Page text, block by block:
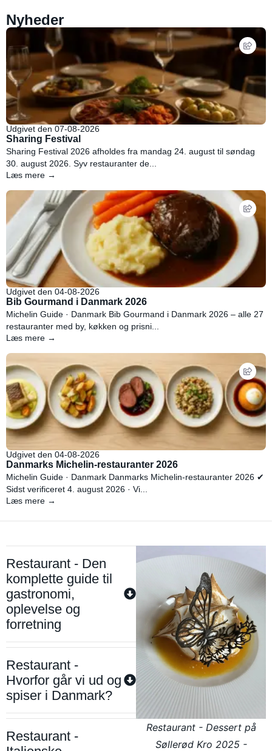
Nyheder
Udgivet den 07-08-2026
Sharing Festival
Sharing Festival 2026 afholdes fra mandag 24. august til søndag
30. august 2026. Syv restauranter de...
Læs mere →
Udgivet den 04-08-2026
Bib Gourmand i Danmark 2026
Michelin Guide · Danmark Bib Gourmand i Danmark 2026 – alle 27
restauranter med by, køkken og prisni...
Læs mere →
Udgivet den 04-08-2026
Danmarks Michelin-restauranter 2026
Michelin Guide · Danmark Danmarks Michelin-restauranter 2026 ✔
Sidst verificeret 4. august 2026 · Vi...
Læs mere →
Restaurant - Den
komplette guide til
gastronomi,
oplevelse og
forretning
Restaurant -
Hvorfor går vi ud og
spiser i Danmark?
Restaurant -
Restaurant - Dessert på
Søllerød Kro 2025 -